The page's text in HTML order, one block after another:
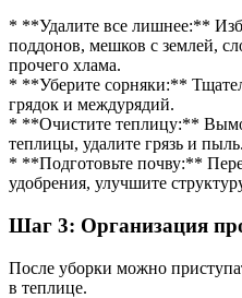
* **Удалите все лишнее:**
поддонов, мешков с землей,
прочего хлама.
* **Уберите сорняки:**
грядок и междурядий.
* **Очистите теплицу:**
теплицы, удалите грязь и пыль.
* **Подготовьте почву:**
удобрения, улучшите
Шаг 3: Организация
После уборки можно
в теплице.